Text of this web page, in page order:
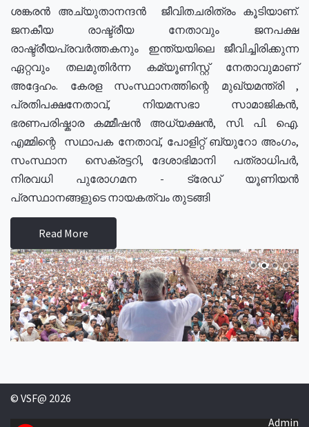
ശങ്കരൻ അച്യുതാനന്ദൻ ജീവിതചരിത്രം കൂടിയാണ്.
ജനകീയ രാഷ്ട്രീയ നേതാവും ജനപക്ഷ
രാഷ്ട്രീയപ്രവർത്തകനും ഇന്ത്യയിലെ ജീവിച്ചിരിക്കുന്ന
ഏറ്റവും തലമുതിർന്ന കമ്യൂണിസ്റ്റ് നേതാവുമാണ്
അദ്ദേഹം. കേരള സംസ്ഥാനത്തിന്റെ മുഖ്യമന്ത്രി ,
പ്രതിപക്ഷനേതാവ്, നിയമസഭാ സാമാജികൻ,
ഭരണപരിഷ്കാര കമ്മീഷൻ അധ്യക്ഷൻ, സി. പി. ഐ.
എമ്മിന്റെ സഥാപക നേതാവ്, പോളിറ്റ് ബ്യുറോ അംഗം,
സംസ്ഥാന സെക്രട്ടറി, ദേശാഭിമാനി പത്രാധിപർ,
നിരവധി പുരോഗമന - ട്രേഡ് യൂണിയൻ
പ്രസ്ഥാനങ്ങളുടെ നായകത്വം തുടങ്ങി
Read More
© VSF@ 2026
Admin